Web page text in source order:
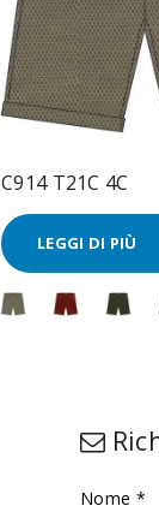
C914 T21C 4C
LEGGI DI PIÙ
Nome *